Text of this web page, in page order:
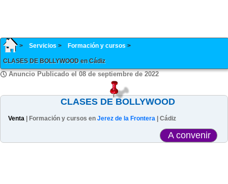
Servicios Formación y cursos
CLASES DE BOLLYWOOD en Cádiz
Anuncio Publicado el 08 de septiembre de 2022
CLASES DE BOLLYWOOD
Venta | Formación y cursos en Jerez de la Frontera | Cádiz
A convenir